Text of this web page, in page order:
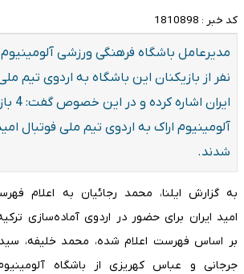
کد خبر : 1810898
نفر از بازیکنان این باشگاه به اردوی تیم
ایران
آلومینیوم اراک به اردوی تیم ملی فوتبال
شدند.
به گزارش ایلنا، محمد رجائیان به اعلام
امید ایران برای حضور در اردوی آماده‌سازی
بر اساس فهرست اعلام شده، محمد خلیفه،
جرجانی و عباس کهریزی از باشگاه